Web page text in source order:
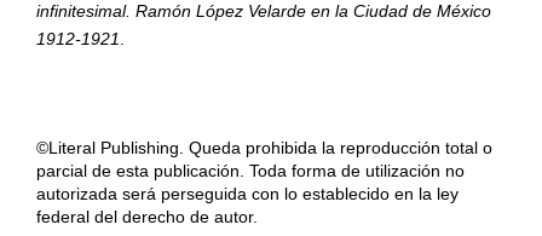
infinitesimal. Ramón López Velarde en la Ciudad de México
1912-1921.
©Literal Publishing. Queda prohibida la reproducción total o
parcial de esta publicación. Toda forma de utilización no
autorizada será perseguida con lo establecido en la ley
federal del derecho de autor.